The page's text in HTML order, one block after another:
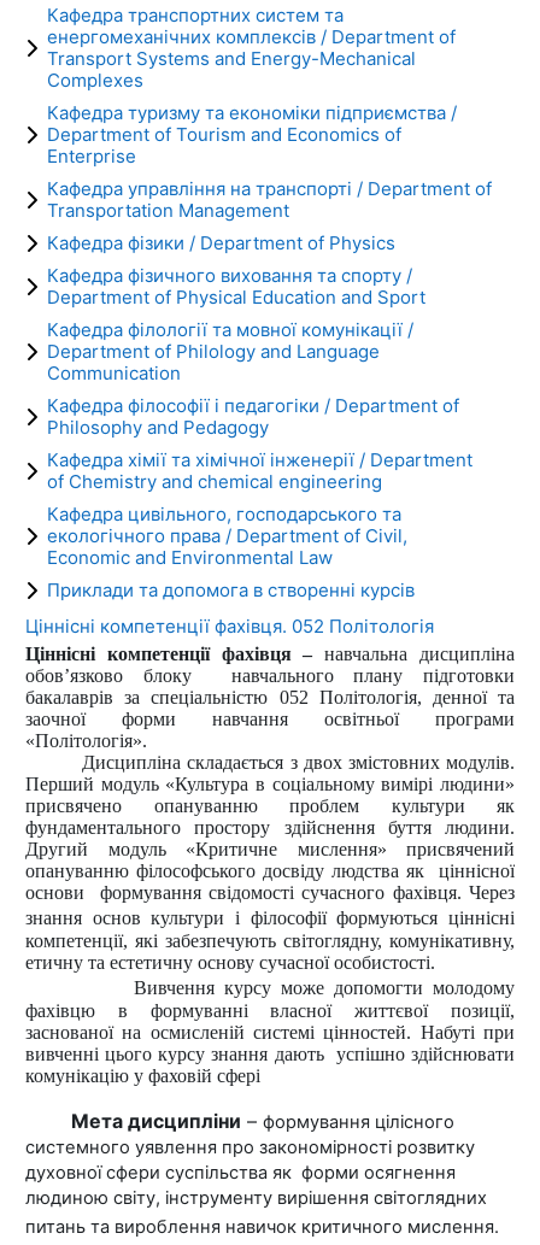
Кафедра транспортних систем та
енергомеханічних комплексів / Department of
Transport Systems and Energy-Mechanical
Complexes
Кафедра туризму та економіки підприємства /
Department of Tourism and Economics of
Enterprise
Кафедра управління на транспорті / Department of
Transportation Management
Кафедра фізики / Department of Physics
Кафедра фізичного виховання та спорту /
Department of Physical Education and Sport
Кафедра філології та мовної комунікації /
Department of Philology and Language
Communication
Кафедра філософії і педагогіки / Department of
Philosophy and Pedagogy
Кафедра хімії та хімічної інженерії / Department
of Chemistry and chemical engineering
Кафедра цивільного, господарського та
екологічного права / Department of Civil,
Economic and Environmental Law
Приклади та допомога в створенні курсів
Ціннісні компетенції фахівця. 052 Політологія
Ціннісні компетенції фахівця – навчальна дисципліна
обов’язково блоку
навчального плану підготовки
бакалаврів за спеціальністю 052 Політологія, денної та
заочної форми навчання освітньої програми
«Політологія».
Дисципліна складається з двох змістовних модулів.
Перший модуль «Культура в соціальному вимірі людини»
присвячено опануванню проблем культури як
фундаментального простору здійснення буття людини.
Другий модуль «Критичне мислення» присвячений
опануванню філософського досвіду людства як
ціннісної
основи
формування свідомості сучасного фахівця. Через
знання основ культури і філософії формуються ціннісні
компетенції, які забезпечують світоглядну, комунікативну,
етичну та естетичну основу сучасної особистості.
Вивчення курсу може допомогти молодому
фахівцю в формуванні власної життєвої позиції,
заснованої на осмисленій системі цінностей. Набуті при
вивченні цього курсу знання дають
успішно здійснювати
комунікацію у фаховій сфері
Мета дисципліни – формування цілісного
системного уявлення про закономірності розвитку
духовної сфери суспільства як форми осягнення
людиною світу, інструменту вирішення світоглядних
питань та вироблення навичок критичного мислення.